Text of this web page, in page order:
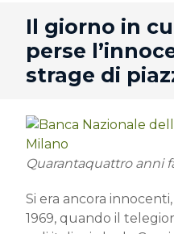
Il giorno in
perse
strage di
Quarantaquattro anni
Si era ancora
1969, quando il